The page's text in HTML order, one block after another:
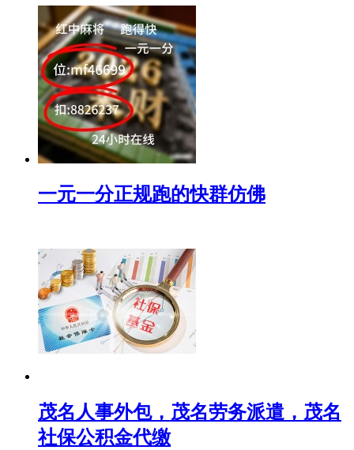
一元一分正规跑的快群仿佛
茂名人事外包，茂名劳务派遣，茂名
社保公积金代缴